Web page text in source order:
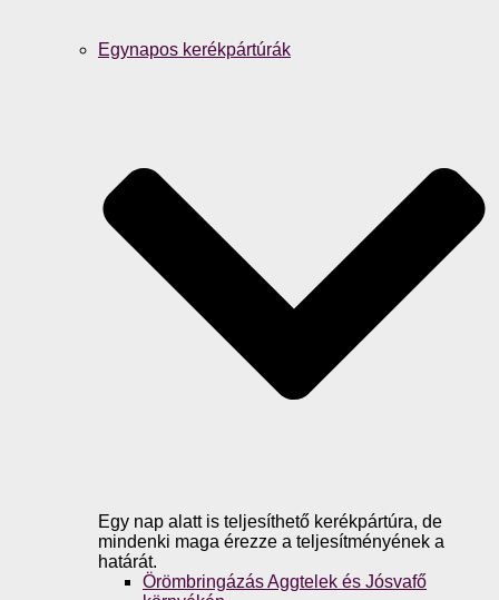
Egynapos kerékpártúrák
Egy nap alatt is teljesíthető kerékpártúra, de
mindenki maga érezze a teljesítményének a
határát.
Örömbringázás Aggtelek és Jósvafő